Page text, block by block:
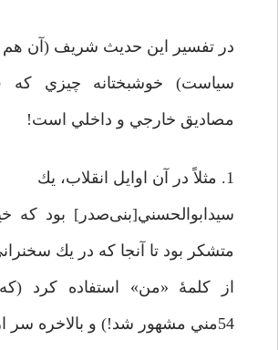
در تفسير اين حديث شريف (آن هم
سياست) خوشبختانه چيزي كه
مصاديق خارجي و داخلي است!
1. مثلاً در آن اوايل انقلاب، يك
سيدابوالحسني[بنی‌صدر] بود كه
متشكر بود تا آنجا كه در يك سخنراني
از كلمۀ «من» استفاده كرد
54‌مني مشهور شد!) و بالاخره سر از پاريس